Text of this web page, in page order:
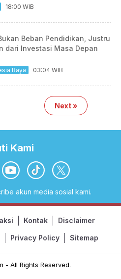
18:00 WIB
Beban Pendidikan, Justru
dari Investasi Masa Depan
Raya 03:04 WIB
Next »
Kami
akun media sosial kami.
Kontak Disclaimer
Privacy Policy Sitemap
- All Rights Reserved.